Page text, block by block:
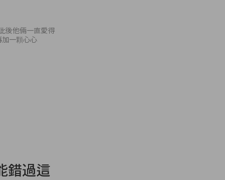
後他倆一直愛得
一顆心心
錯過這